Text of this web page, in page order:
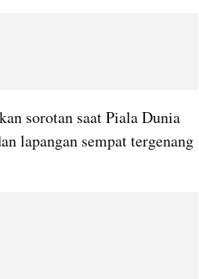
sorotan saat Piala Dunia
lapangan sempat tergenang